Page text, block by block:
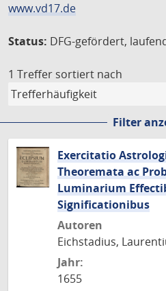
www.vd17.de
Status: DFG-gefördert,
1 Treffer sortiert nach
Filter
Exercitatio
Theoremata ac
Luminarium
Significationibus
Autoren
Eichstadius,
Jahr:
1655